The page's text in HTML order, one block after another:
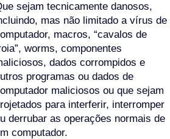
sejam tecnicamente danosos,
mas não limitado a vírus de
macros, “cavalos de
worms, componentes
dados corrompidos e
programas ou dados de
maliciosos ou que sejam
para interferir, interromper
derrubar as operações normais de
computador.